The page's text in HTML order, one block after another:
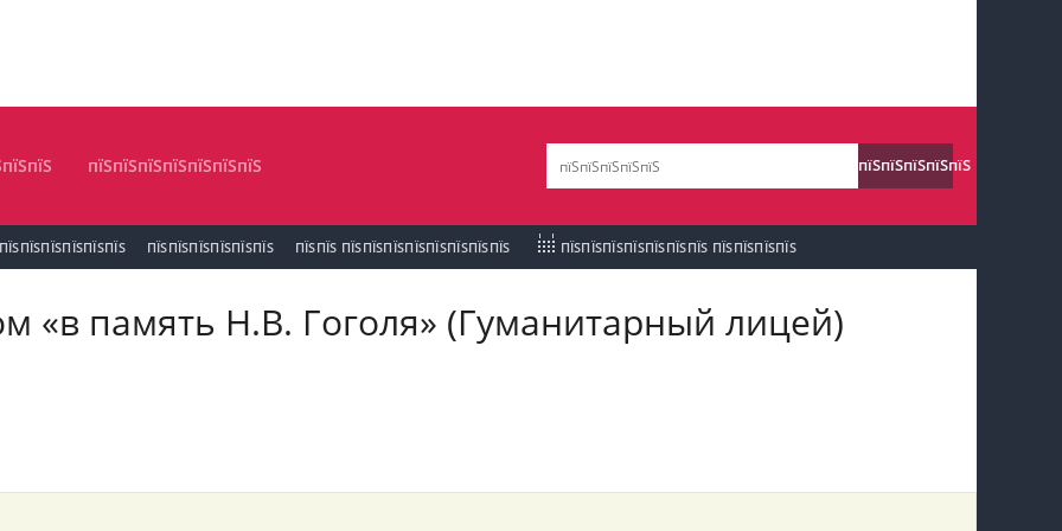
пїЅпїЅпїЅпїЅпїЅпїЅпїЅ пїЅпїЅпїЅпїЅпїЅ
пїЅпїЅпїЅпїЅпїЅ
пїЅпїЅпїЅ пїЅпїЅпїЅпїЅпїЅпїЅпїЅ
пїЅпїЅпїЅ пїЅпїЅпїЅпїЅпїЅпїЅпїЅ
пїЅпїЅпїЅ
пїЅпїЅпїЅпїЅпїЅпїЅпїЅпїЅпїЅпїЅпїЅ
ПЇЅПЇЅПЇЅПЇЅПЇЅПЇЅ ПЇЅПЇЅ ПЇЅПЇЅПЇЅПЇЅПЇЅПЇЅПЇЅПЇЅ ПЇЅПЇЅПЇЅПЇЅПЇЅПЇЅПЇЅ ПЇЅПЇЅПЇЅПЇЅ
«в память Н.В. Гоголя» (Гуманитарный лицей)